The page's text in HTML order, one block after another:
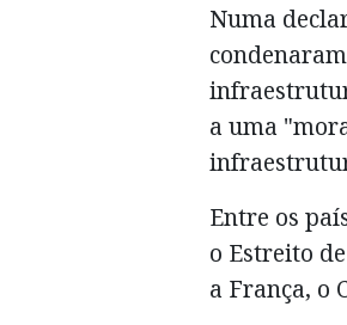
Numa
a uma
Entre os
o Estreito
a França, o